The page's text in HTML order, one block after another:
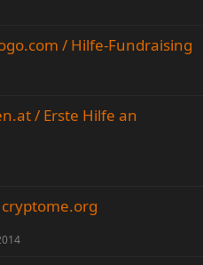
/ Hilfe-Fundraising
/ Erste Hilfe an